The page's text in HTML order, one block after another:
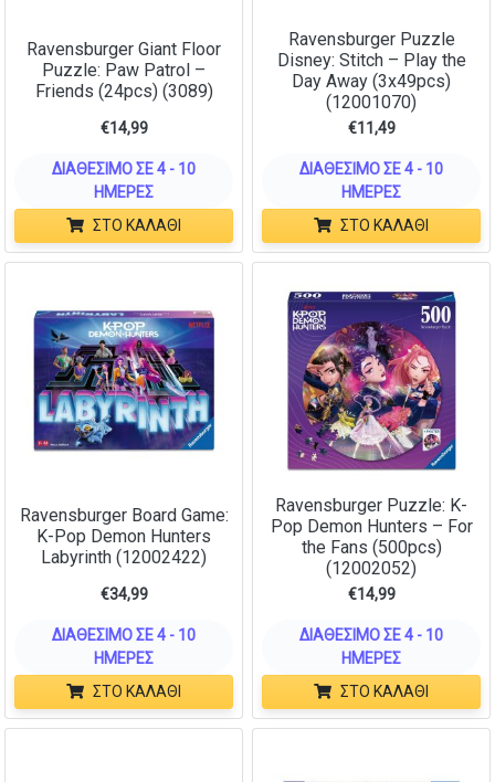
Ravensburger Giant Floor
Puzzle: Paw Patrol –
Friends (24pcs) (3089)
€14,99
ΔΙΑΘΈΣΙΜΟ ΣΕ 4 - 10
ΗΜΈΡΕΣ
ΣΤΟ ΚΑΛΆΘΙ
Ravensburger Puzzle
Disney: Stitch – Play the
Day Away (3x49pcs)
(12001070)
€11,49
ΔΙΑΘΈΣΙΜΟ ΣΕ 4 - 10
ΗΜΈΡΕΣ
ΣΤΟ ΚΑΛΆΘΙ
Ravensburger Board Game:
K-Pop Demon Hunters
Labyrinth (12002422)
€34,99
ΔΙΑΘΈΣΙΜΟ ΣΕ 4 - 10
ΗΜΈΡΕΣ
ΣΤΟ ΚΑΛΆΘΙ
Ravensburger Puzzle: K-
Pop Demon Hunters – For
the Fans (500pcs)
(12002052)
€14,99
ΔΙΑΘΈΣΙΜΟ ΣΕ 4 - 10
ΗΜΈΡΕΣ
ΣΤΟ ΚΑΛΆΘΙ